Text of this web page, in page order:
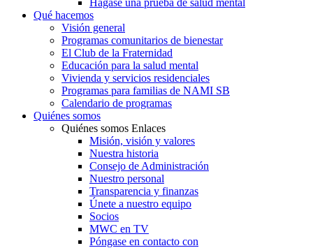
Hágase una prueba de salud mental
Qué hacemos
Visión general
Programas comunitarios de bienestar
El Club de la Fraternidad
Educación para la salud mental
Vivienda y servicios residenciales
Programas para familias de NAMI SB
Calendario de programas
Quiénes somos
Quiénes somos Enlaces
Misión, visión y valores
Nuestra historia
Consejo de Administración
Nuestro personal
Transparencia y finanzas
Únete a nuestro equipo
Socios
MWC en TV
Póngase en contacto con